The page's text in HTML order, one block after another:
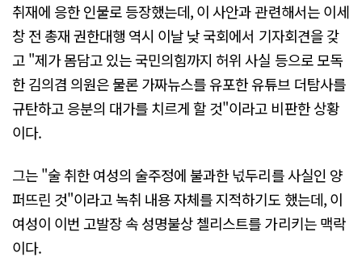
취재에 응한 인물로 등장했는데, 이 사안과 관련해서는 이세
창 전 총재 권한대행 역시 이날 낮 국회에서 기자회견을 갖
고 "제가 몸담고 있는 국민의힘까지 허위 사실 등으로 모독
한 김의겸 의원은 물론 가짜뉴스를 유포한 유튜브 더탐사를
규탄하고 응분의 대가를 치르게 할 것"이라고 비판한 상황
이다.
그는 "술 취한 여성의 술주정에 불과한 넋두리를 사실인 양
퍼뜨린 것"이라고 녹취 내용 자체를 지적하기도 했는데, 이
여성이 이번 고발장 속 성명불상 첼리스트를 가리키는 맥락
이다.